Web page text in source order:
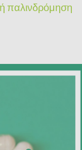
παλινδρόμηση